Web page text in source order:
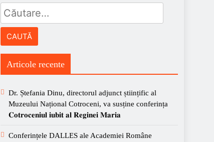
Caută
după:
Articole recente
Dr. Ștefania Dinu, directorul adjunct științific al
Muzeului Național Cotroceni, va susține conferința
𝐂𝐨𝐭𝐫𝐨𝐜𝐞𝐧𝐢𝐮𝐥 𝐢𝐮𝐛𝐢𝐭 𝐚𝐥 𝐑𝐞𝐠𝐢𝐧𝐞𝐢 𝐌𝐚𝐫𝐢𝐚
Conferințele DALLES ale Academiei Române